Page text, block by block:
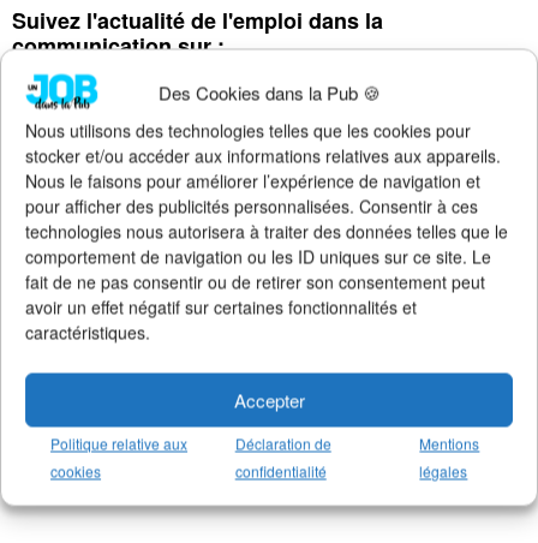
Des Cookies dans la Pub 🍪
Nous utilisons des technologies telles que les cookies pour
stocker et/ou accéder aux informations relatives aux appareils.
Nous le faisons pour améliorer l’expérience de navigation et
pour afficher des publicités personnalisées. Consentir à ces
technologies nous autorisera à traiter des données telles que le
comportement de navigation ou les ID uniques sur ce site. Le
fait de ne pas consentir ou de retirer son consentement peut
avoir un effet négatif sur certaines fonctionnalités et
caractéristiques.
Accepter
Politique relative aux
cookies
Déclaration de
confidentialité
Mentions
légales
Suivez l'actualité de l'emploi dans la
communication sur :
Notre groupe LinkedIn
>Notre (nouvelle) page LinkedIn(+4K followers)
Notre page Facebook(+5K fans)
Notre newsletter emploi(+3K abonnés)
Notre compte Twitter(+5K followers)